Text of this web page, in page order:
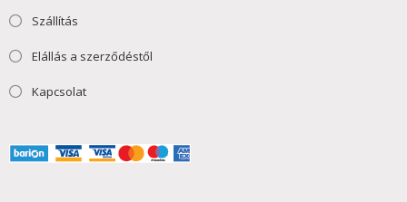
Szállítás
Elállás a szerződéstől
Kapcsolat